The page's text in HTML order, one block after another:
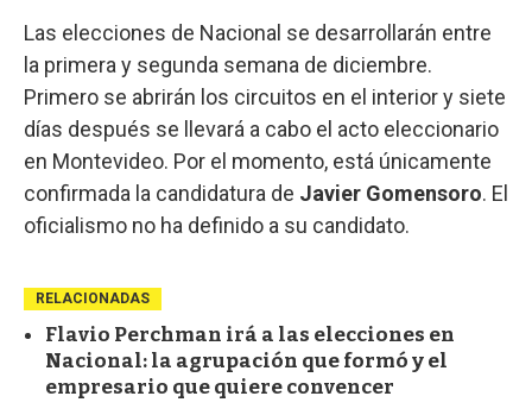
Las elecciones de Nacional se desarrollarán entre
la primera y segunda semana de diciembre.
Primero se abrirán los circuitos en el interior y siete
días después se llevará a cabo el acto eleccionario
en Montevideo. Por el momento, está únicamente
confirmada la candidatura de Javier Gomensoro. El
oficialismo no ha definido a su candidato.
RELACIONADAS
Flavio Perchman irá a las elecciones en
Nacional: la agrupación que formó y el
empresario que quiere convencer